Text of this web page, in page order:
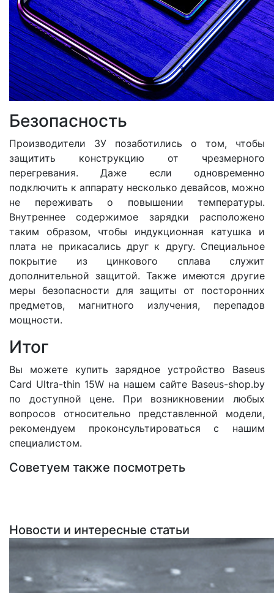
Безопасность
Производители ЗУ позаботились о том, чтобы
защитить конструкцию от чрезмерного
перегревания. Даже если одновременно
подключить к аппарату несколько девайсов, можно
не переживать о повышении температуры.
Внутреннее содержимое зарядки расположено
таким образом, чтобы индукционная катушка и
плата не прикасались друг к другу. Специальное
покрытие из цинкового сплава служит
дополнительной защитой. Также имеются другие
меры безопасности для защиты от посторонних
предметов, магнитного излучения, перепадов
мощности.
Итог
Вы можете купить зарядное устройство Baseus
Card Ultra-thin 15W на нашем сайте Baseus-shop.by
по доступной цене. При возникновении любых
вопросов относительно представленной модели,
рекомендуем проконсультироваться с нашим
специалистом.
Советуем также посмотреть
Новости и интересные статьи